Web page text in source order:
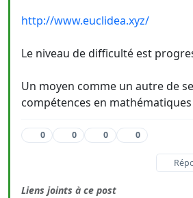
http://www.euclidea.xyz/
Le niveau de difficulté est
Un moyen comme un autre de
compétences en mathématiques
0 0 0 0
Liens joints à ce post